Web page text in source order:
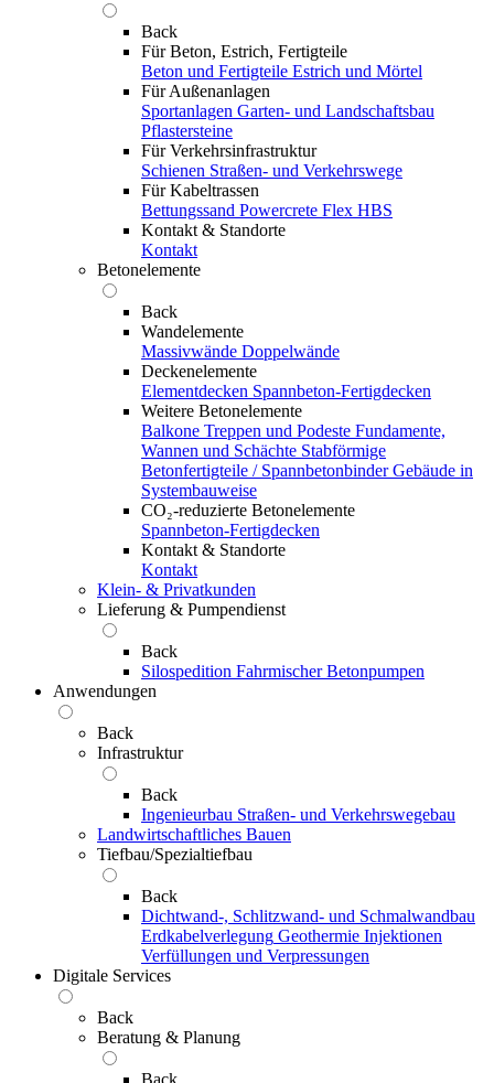
Back
Für Beton, Estrich, Fertigteile
Beton und Fertigteile Estrich und Mörtel
Für Außenanlagen
Sportanlagen Garten- und Landschaftsbau
Pflastersteine
Für Verkehrsinfrastruktur
Schienen Straßen- und Verkehrswege
Für Kabeltrassen
Bettungssand Powercrete Flex HBS
Kontakt & Standorte
Kontakt
Betonelemente
Back
Wandelemente
Massivwände Doppelwände
Deckenelemente
Elementdecken Spannbeton-Fertigdecken
Weitere Betonelemente
Balkone Treppen und Podeste Fundamente,
Wannen und Schächte Stabförmige
Betonfertigteile / Spannbetonbinder Gebäude in
Systembauweise
CO₂-reduzierte Betonelemente
Spannbeton-Fertigdecken
Kontakt & Standorte
Kontakt
Klein- & Privatkunden
Lieferung & Pumpendienst
Back
Silospedition Fahrmischer Betonpumpen
Anwendungen
Back
Infrastruktur
Back
Ingenieurbau Straßen- und Verkehrswegebau
Landwirtschaftliches Bauen
Tiefbau/Spezialtiefbau
Back
Dichtwand-, Schlitzwand- und Schmalwandbau
Erdkabelverlegung Geothermie Injektionen
Verfüllungen und Verpressungen
Digitale Services
Back
Beratung & Planung
Back